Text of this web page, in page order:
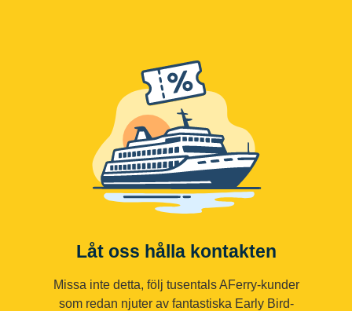
Låt oss hålla kontakten
Missa inte detta, följ tusentals AFerry-kunder
som redan njuter av fantastiska Early Bird-